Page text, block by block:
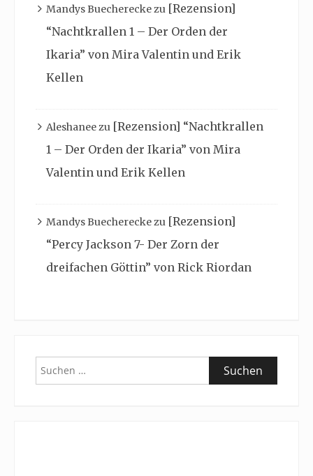
Mandys Buechereckezu [Rezension]
“Nachtkrallen 1 – Der Orden der
Ikaria” von Mira Valentin und Erik
Kellen
Aleshaneezu [Rezension] “Nachtkrallen
1 – Der Orden der Ikaria” von Mira
Valentin und Erik Kellen
Mandys Buechereckezu [Rezension]
“Percy Jackson 7- Der Zorn der
dreifachen Göttin” von Rick Riordan
Suchen
nach: